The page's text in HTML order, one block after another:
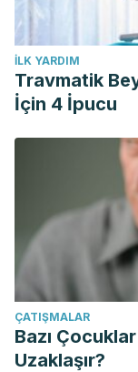
İLK YARDIM
Travmatik
İçin 4 İpucu
ÇATIŞMALAR
Bazı
Uzaklaşır?